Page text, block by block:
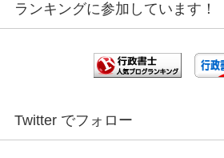
ランキングに参加しています！
Twitter でフォロー